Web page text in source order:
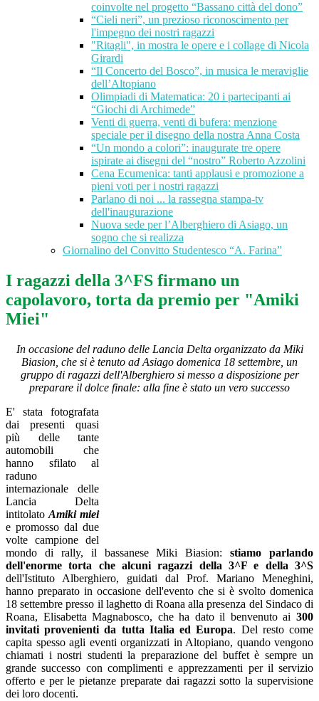
coinvolte nel progetto “Bassano città del dono”
“Cieli neri”, un prezioso riconoscimento per
l'impegno dei nostri ragazzi
"Ritagli", in mostra le opere e i collage di Nicola
Girardi
“Il Concerto del Bosco”, in musica le meraviglie
dell’Altopiano
Olimpiadi di Matematica: 20 i partecipanti ai
“Giochi di Archimede”
Venti di guerra, venti di bufera: menzione
speciale per il disegno della nostra Anna Costa
“Un mondo a colori”: inaugurate tre opere
ispirate ai disegni del “nostro” Roberto Azzolini
Cena Ecumenica: tanti applausi e promozione a
pieni voti per i nostri ragazzi
Parlano di noi ... la rassegna stampa-tv
dell'inaugurazione
Nuova sede per l’Alberghiero di Asiago, un
sogno che si realizza
Giornalino del Convitto Studentesco “A. Farina”
I ragazzi della 3^FS firmano un
capolavoro, torta da premio per "Amiki
Miei"
In occasione del raduno delle Lancia Delta organizzato da Miki
Biasion, che si è tenuto ad Asiago domenica 18 settembre, un
gruppo di ragazzi dell'Alberghiero si messo a disposizione per
preparare il dolce finale: alla fine è stato un vero successo
E' stata fotografata
dai presenti quasi
più delle tante
automobili che
hanno sfilato al
raduno
internazionale delle
Lancia Delta
intitolato Amiki miei
e promosso dal due
volte campione del
mondo di rally, il bassanese Miki Biasion:stiamo parlando
dell'enorme torta che alcuni ragazzi della 3^F e della 3^S
dell'Istituto Alberghiero, guidati dal Prof. Mariano Meneghini,
hanno preparato in occasione dell'evento che si è svolto domenica
18 settembre presso il laghetto di Roana alla presenza del Sindaco di
Roana, Elisabetta Magnabosco, che ha dato il benvenuto ai 300
invitati provenienti da tutta Italia ed Europa. Del resto come
capita spesso agli eventi organizzati in Altopiano, quando vengono
chiamati i nostri studenti la preparazione del buffet è sempre un
grande successo con complimenti e apprezzamenti per il servizio
offerto e per le pietanze preparate dai ragazzi sotto la supervisione
dei loro docenti.